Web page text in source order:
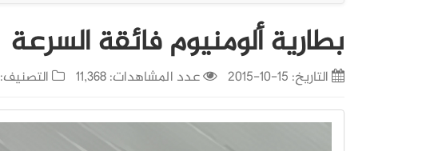
بطارية ألومنيوم فائقة السرعة
التاريخ: 15-10-2015 عدد المشاهدات: 11,368 التصنيف: